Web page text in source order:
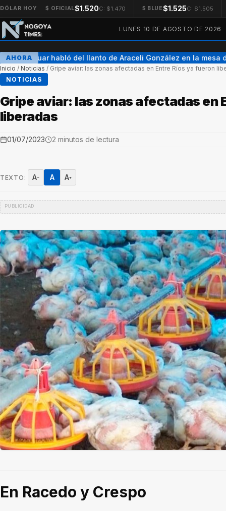
DÓLAR HOY $ OFICIAL$1.520C: $1.470 $ BLUE$1.525C: $1.505
LUNES 10 DE AGOSTO DE 2026
AHORA
Adrián Suar habló del llanto de Araceli González en la mesa
Inicio / Noticias / Gripe aviar: las zonas afectadas en Entre Ríos ya fueron
NOTICIAS
Gripe aviar: las zonas afectadas en
liberadas
01/07/2023 2 minutos de lectura
TEXTO: A− A A+
En Racedo y Crespo